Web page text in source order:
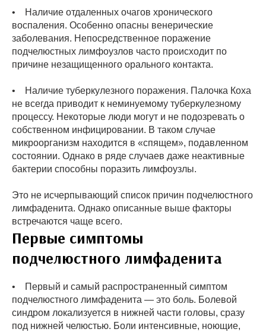
• Наличие отдаленных очагов хронического
воспаления. Особенно опасны венерические
заболевания. Непосредственное поражение
подчелюстных лимфоузлов часто происходит по
причине незащищенного орального контакта.
• Наличие туберкулезного поражения. Палочка Коха
не всегда приводит к неминуемому туберкулезному
процессу. Некоторые люди могут и не подозревать о
собственном инфицировании. В таком случае
микроорганизм находится в «спящем», подавленном
состоянии. Однако в ряде случаев даже неактивные
бактерии способны поразить лимфоузлы.
Это не исчерпывающий список причин подчелюстного
лимфаденита. Однако описанные выше факторы
встречаются чаще всего.
Первые симптомы
подчелюстного лимфаденита
• Первый и самый распространенный симптом
подчелюстного лимфаденита — это боль. Болевой
синдром локализуется в нижней части головы, сразу
под нижней челюстью. Боли интенсивные, ноющие,